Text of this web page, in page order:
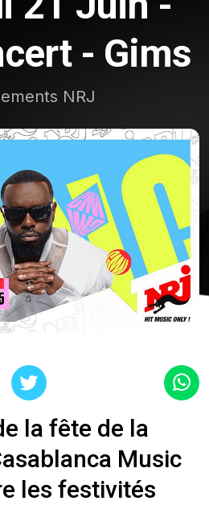
- Gims
NRJ
la fête de la
Music
les festivités